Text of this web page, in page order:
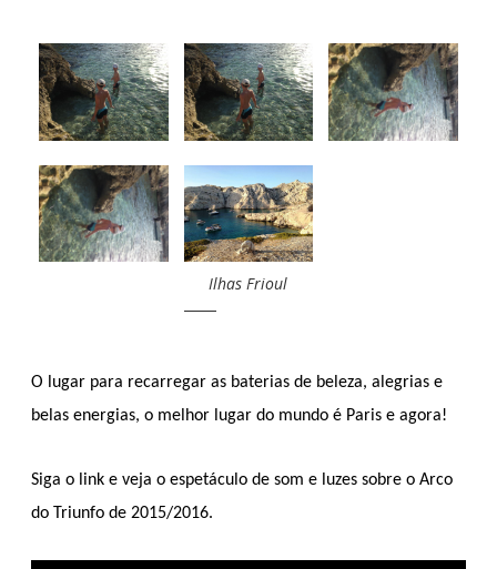
Ilhas Frioul
O lugar para recarregar as baterias de beleza, alegrias e
belas energias, o melhor lugar do mundo é Paris e agora!
Siga o link e veja o espetáculo de som e luzes sobre o Arco
do Triunfo de 2015/2016.